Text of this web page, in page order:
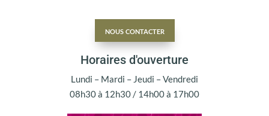
nous contacter
Horaires d'ouverture
Lundi – Mardi – Jeudi – Vendredi
08h30 à 12h30 / 14h00 à 17h00